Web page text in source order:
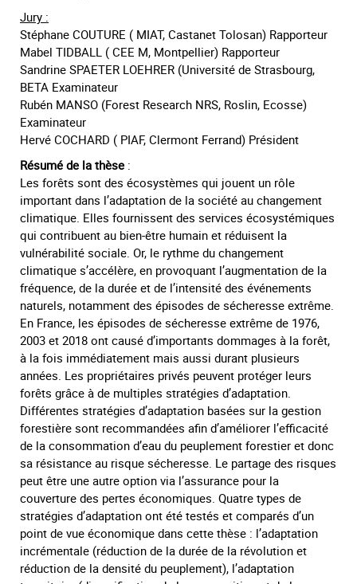
Jury :
Stéphane COUTURE ( MIAT, Castanet Tolosan) Rapporteur
Mabel TIDBALL ( CEE M, Montpellier) Rapporteur
Sandrine SPAETER LOEHRER (Université de Strasbourg,
BETA Examinateur
Rubén MANSO (Forest Research NRS, Roslin, Ecosse)
Examinateur
Hervé COCHARD ( PIAF, Clermont Ferrand) Président
Résumé de la thèse :
Les forêts sont des écosystèmes qui jouent un rôle
important dans l’adaptation de la société au changement
climatique. Elles fournissent des services écosystémiques
qui contribuent au bien-être humain et réduisent la
vulnérabilité sociale. Or, le rythme du changement
climatique s’accélère, en provoquant l’augmentation de la
fréquence, de la durée et de l’intensité des événements
naturels, notamment des épisodes de sécheresse extrême.
En France, les épisodes de sécheresse extrême de 1976,
2003 et 2018 ont causé d’importants dommages à la forêt,
à la fois immédiatement mais aussi durant plusieurs
années. Les propriétaires privés peuvent protéger leurs
forêts grâce à de multiples stratégies d’adaptation.
Différentes stratégies d’adaptation basées sur la gestion
forestière sont recommandées afin d’améliorer l’efficacité
de la consommation d’eau du peuplement forestier et donc
sa résistance au risque sécheresse. Le partage des risques
peut être une autre option via l’assurance pour la
couverture des pertes économiques. Quatre types de
stratégies d’adaptation ont été testés et comparés d’un
point de vue économique dans cette thèse : l’adaptation
incrémentale (réduction de la durée de la révolution et
réduction de la densité du peuplement), l’adaptation